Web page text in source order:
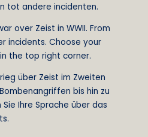
tot andere incidenten.
over Zeist in WWII. From
incidents. Choose your
the top right corner.
über Zeist im Zweiten
bis hin zu
Ihre Sprache über das